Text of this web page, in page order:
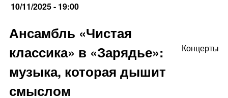
10/11/2025 - 19:00
Ансамбль «Чистая
классика» в «Зарядье»:
музыка, которая дышит
смыслом
Концерты